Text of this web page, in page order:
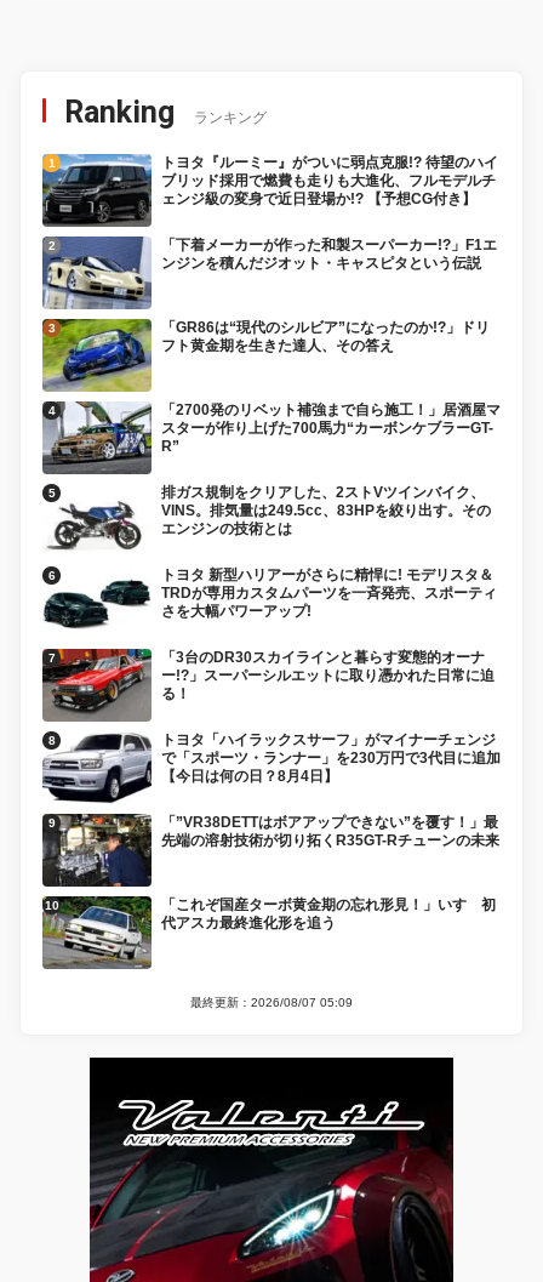
Ranking ランキング
トヨタ『ルーミー』がついに弱点克服!? 待望のハイ
ブリッド採用で燃費も走りも大進化、フルモデルチ
ェンジ級の変身で近日登場か!? 【予想CG付き】
「下着メーカーが作った和製スーパーカー!?」F1エ
ンジンを積んだジオット・キャスピタという伝説
「GR86は“現代のシルビア”になったのか!?」ドリ
フト黄金期を生きた達人、その答え
「2700発のリベット補強まで自ら施工！」居酒屋マ
スターが作り上げた700馬力“カーボンケブラーGT-
R”
排ガス規制をクリアした、2ストVツインバイク、
VINS。排気量は249.5cc、83HPを絞り出す。その
エンジンの技術とは
トヨタ 新型ハリアーがさらに精悍に! モデリスタ＆
TRDが専用カスタムパーツを一斉発売、スポーティ
さを大幅パワーアップ!
「3台のDR30スカイラインと暮らす変態的オーナ
ー!?」スーパーシルエットに取り憑かれた日常に迫
る！
トヨタ「ハイラックスサーフ」がマイナーチェンジ
で「スポーツ・ランナー」を230万円で3代目に追加
【今日は何の日？8月4日】
「”VR38DETTはボアアップできない”を覆す！」最
先端の溶射技術が切り拓くR35GT-Rチューンの未来
「これぞ国産ターボ黄金期の忘れ形見！」いすゞ初
代アスカ最終進化形を追う
最終更新：2026/08/07 05:09